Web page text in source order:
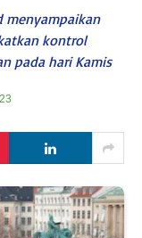
menyampaikan
kontrol
pada hari Kamis